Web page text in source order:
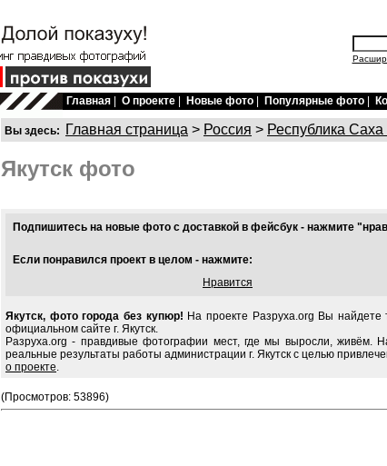
Главная О проекте Новые фото Популярные фото
Вы здесь: Главная страница > Россия > Республика Саха
Якутск фото
Подпишитесь на новые фото с доставкой в фейсбук - нажмите
Если понравился проект в целом - нажмите:
Нравится
Якутск, фото города без купюр! На проекте Разруха.org Вы найдете
официальном сайте г. Якутск.
Разруха.org - правдивые фотографии мест, где мы выросли, живём.
реальные результаты работы администрации г. Якутск с целью
о проекте.
(Просмотров: 53896)